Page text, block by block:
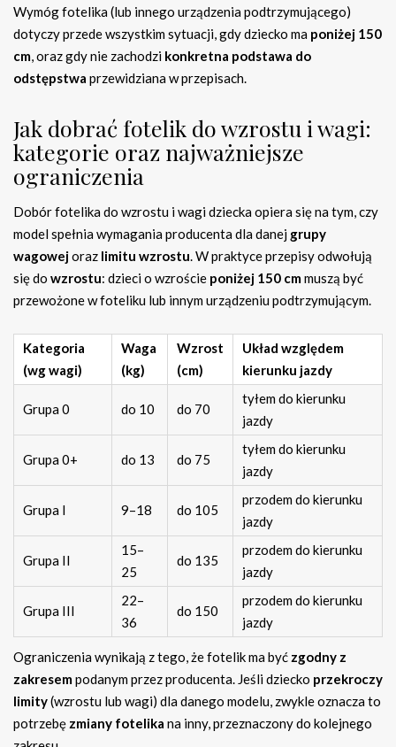
Wymóg fotelika (lub innego urządzenia podtrzymującego)
dotyczy przede wszystkim sytuacji, gdy dziecko ma poniżej 150
cm, oraz gdy nie zachodzi konkretna podstawa do
odstępstwa przewidziana w przepisach.
Jak dobrać fotelik do wzrostu i wagi:
kategorie oraz najważniejsze
ograniczenia
Dobór fotelika do wzrostu i wagi dziecka opiera się na tym, czy
model spełnia wymagania producenta dla danej grupy
wagowejoraz limitu wzrostu. W praktyce przepisy odwołują
się do wzrostu: dzieci o wzroście poniżej 150 cmmuszą być
przewożone w foteliku lub innym urządzeniu podtrzymującym.
Kategoria
(wg wagi)
Waga
(kg)
Wzrost
(cm)
Układ względem
kierunku jazdy
Grupa 0 do 10 do 70
tyłem do kierunku
jazdy
Grupa 0+ do 13 do 75
tyłem do kierunku
jazdy
Grupa I 9–18 do 105
przodem do kierunku
jazdy
Grupa II
15–
25
do 135
przodem do kierunku
jazdy
Grupa III
22–
36
do 150
przodem do kierunku
jazdy
Ograniczenia wynikają z tego, że fotelik ma być zgodny z
zakresempodanym przez producenta. Jeśli dziecko przekroczy
limity(wzrostu lub wagi) dla danego modelu, zwykle oznacza to
potrzebę zmiany fotelika na inny, przeznaczony do kolejnego